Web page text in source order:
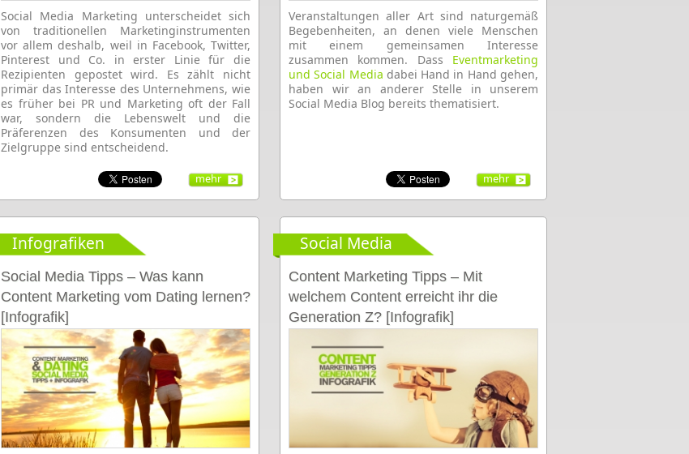
Social Media Marketing unterscheidet sich
von traditionellen Marketinginstrumenten
vor allem deshalb, weil in Facebook, Twitter,
Pinterest und Co. in erster Linie für die
Rezipienten gepostet wird. Es zählt nicht
primär das Interesse des Unternehmens, wie
es früher bei PR und Marketing oft der Fall
war, sondern die Lebenswelt und die
Präferenzen des Konsumenten und der
Zielgruppe sind entscheidend.
mehr
Veranstaltungen aller Art sind naturgemäß
Begebenheiten, an denen viele Menschen
mit einem gemeinsamen Interesse
zusammen kommen. Dass Eventmarketing
und Social Media dabei Hand in Hand gehen,
haben wir an anderer Stelle in unserem
Social Media Blog bereits thematisiert.
mehr
Infografiken
Social Media Tipps – Was kann
Content Marketing vom Dating lernen?
[Infografik]
Social Media
Content Marketing Tipps – Mit
welchem Content erreicht ihr die
Generation Z? [Infografik]